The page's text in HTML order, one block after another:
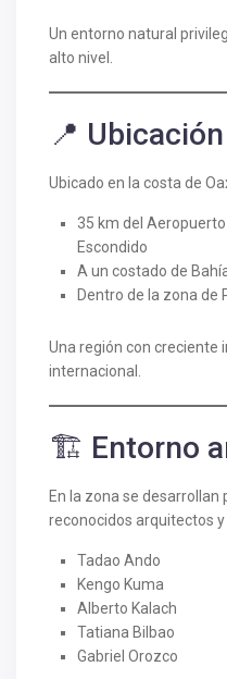
Un entorno natural
alto nivel.
📍 Ubicación
Ubicado en la costa de
35 km del
Escondido
A un costado de
Dentro de la zona de
Una región con creciente
internacional.
🏗️ Entorno
En la zona se
reconocidos arquitectos
Tadao Ando
Kengo Kuma
Alberto Kalach
Tatiana Bilbao
Gabriel Orozco